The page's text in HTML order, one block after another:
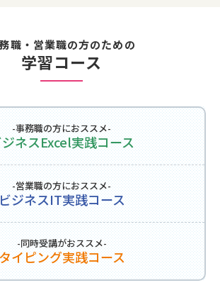
職・営業職の方のための
学習コース
-事務職の方におススメ-
ネスExcel実践コース
-営業職の方におススメ-
ジネスIT実践コース
-同時受講がおススメ-
イピング実践コース